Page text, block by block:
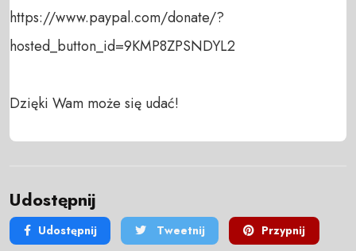
https://www.paypal.com/donate/?
hosted_button_id=9KMP8ZPSNDYL2
Dzięki Wam może się udać!
Udostępnij
Udostępnij Tweetnij Przypnij